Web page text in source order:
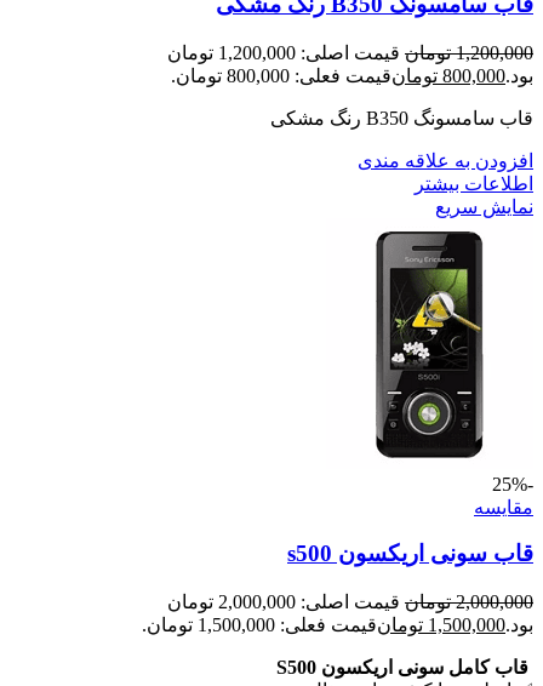
1,200,000 تومان
قیمت اصلی: 1,200,000 تومان
بود.800,000 تومانقیمت فعلی: 800,000 تومان.
قاب سامسونگ B350 رنگ مشکی
افزودن به علاقه مندی
اطلاعات بیشتر
نمایش سریع
-25%
مقايسه
قاب سونی اریکسون s500
2,000,000 تومان
قیمت اصلی: 2,000,000 تومان
بود.1,500,000 تومانقیمت فعلی: 1,500,000 تومان.
قاب کامل سونی اریکسون S500